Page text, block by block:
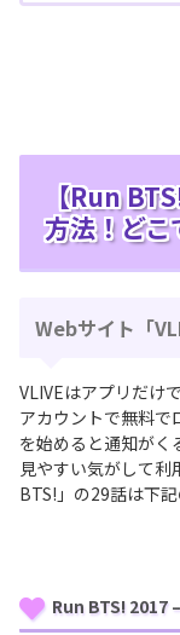
【Run
方法！どこ
Webサイト「
VLIVEはアプリだけ
アカウントで無料で
を始めると通知がく
見やすい気がして利
BTS!」の29話は下
Run BTS! 2017